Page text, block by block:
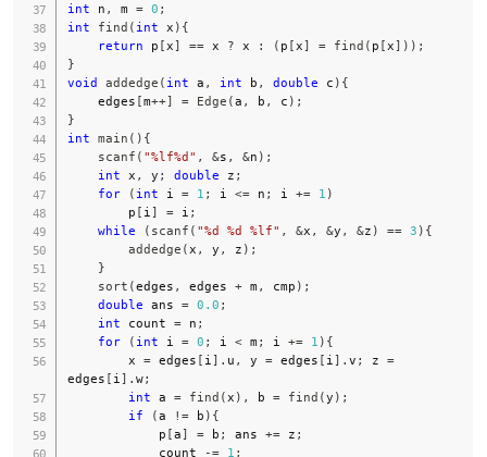
int n , m = 0 ;
int
find ( int x ) {
return p [x] == x ? x : ( p [x] = find ( p [x] ) ) ;
}
void
addedge ( int a , int b , double c ) {
    edges
[m++] = Edge (a , b , c ) ;
}
int main ( ) {
scanf ( "%lf%d" , &s , &n ) ;
int x , y ; double z ;
for
( int i = 1 ; i <= n ; i += 1 )
        p
[ i] = i ;
while
( scanf ( "%d %d %lf" , &x , &y , &z ) == 3 ) {
addedge (x , y , z ) ;
}
sort (edges , edges + m , cmp ) ;
double ans = 0.0 ;
int count = n ;
for
( int i = 0 ; i < m ; i += 1 ) {
        x
= edges [ i] . u , y = edges [ i] . v ; z =
edges [ i] . w;
int a = find (x ) , b = find (y ) ;
if
(a != b ) {
            p
[a] = b ; ans += z ;
            count
-= 1 ;